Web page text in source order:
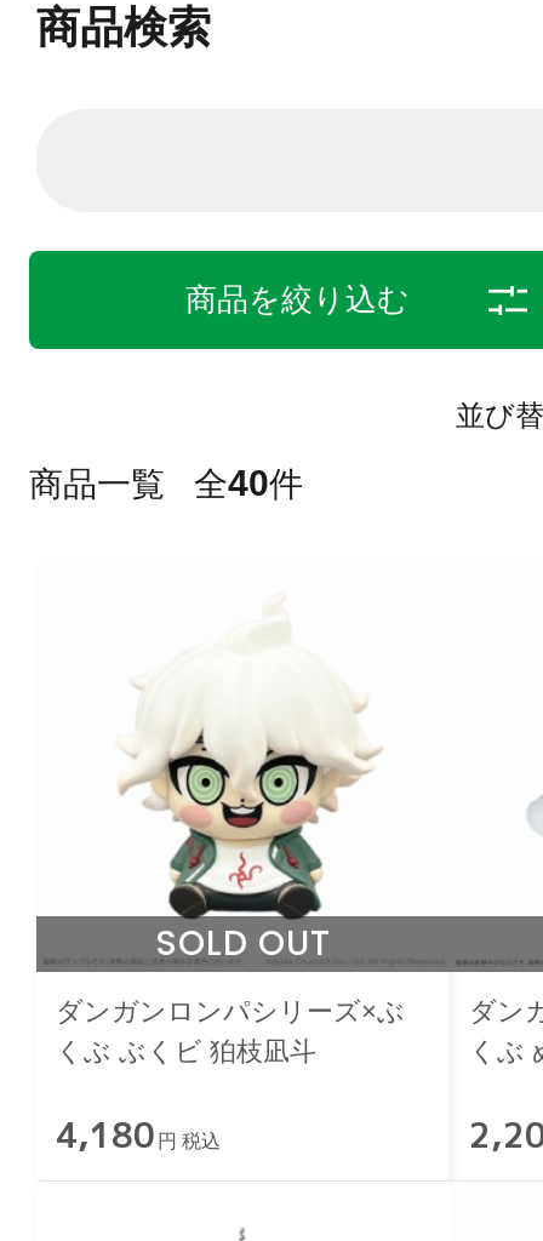
商品検索
商品を絞り込む
並び
商品一覧 全40件
SOLD OUT
ダンガンロンパシリーズ×ぶ
くぶ ぶくビ 狛枝凪斗
4,180 円 税込
ダン
くぶ